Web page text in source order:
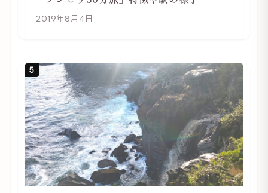
2019年8月4日
5